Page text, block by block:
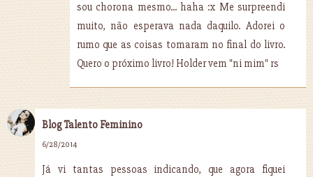
sou chorona mesmo... haha :x Me surpreendi
muito, não esperava nada daquilo. Adorei o
rumo que as coisas tomaram no final do livro.
Quero o próximo livro! Holder vem "ni mim" rs
Blog Talento Feminino
6/28/2014
Já vi tantas pessoas indicando, que agora fiquei